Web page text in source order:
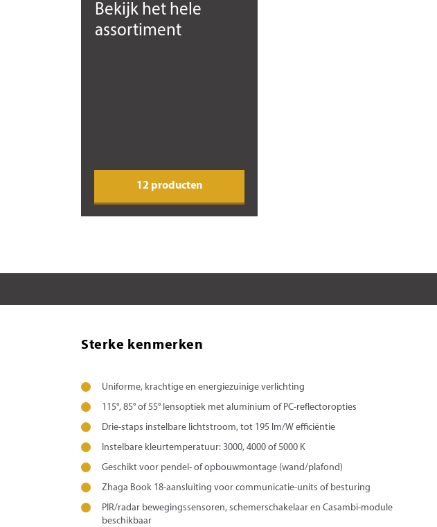
Bekijk het hele
assortiment
12 producten
Sterke kenmerken
Uniforme, krachtige en energiezuinige verlichting
115°, 85° of 55° lensoptiek met aluminium of PC-reflectoropties
Drie-staps instelbare lichtstroom, tot 195 lm/W efficiëntie
Instelbare kleurtemperatuur: 3000, 4000 of 5000 K
Geschikt voor pendel- of opbouwmontage (wand/plafond)
Zhaga Book 18-aansluiting voor communicatie-units of besturing
PIR/radar bewegingssensoren, schemerschakelaar en Casambi-module
beschikbaar